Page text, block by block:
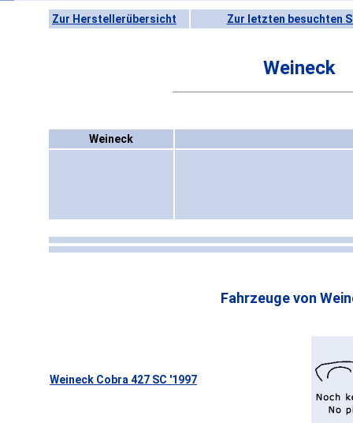
Zur Herstellerübersicht Zur letzten besuchten
Weineck
Weineck
Fahrzeuge von
Weineck Cobra 427 SC '1997